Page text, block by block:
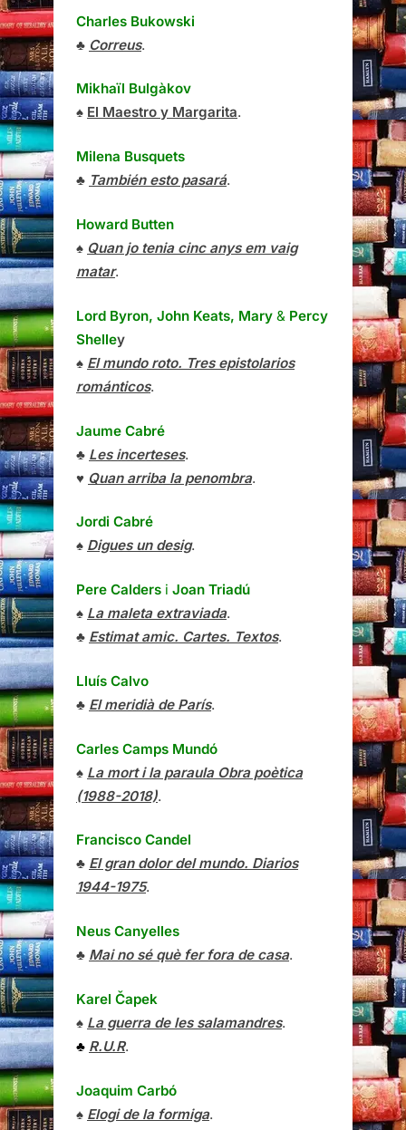
Charles Bukowski
♣ Correus.
Mikhaïl Bulgàkov
♠ El Maestro y Margarita.
Milena Busquets
♣ También esto pasará.
Howard Butten
♠ Quan jo tenia cinc anys em vaig
matar.
Lord Byron, John Keats, Mary & Percy
Shelley
♠ El mundo roto. Tres epistolarios
románticos.
Jaume Cabré
♣ Les incerteses.
♥ Quan arriba la penombra.
Jordi Cabré
♠ Digues un desig.
Pere Calders i Joan Triadú
♠ La maleta extraviada.
♣ Estimat amic. Cartes. Textos.
Lluís Calvo
♣ El meridià de París.
Carles Camps Mundó
♠ La mort i la paraula Obra poètica
(1988-2018).
Francisco Candel
♣ El gran dolor del mundo. Diarios
1944-1975.
Neus Canyelles
♣ Mai no sé què fer fora de casa.
Karel Čapek
♠ La guerra de les salamandres.
♣ R.U.R.
Joaquim Carbó
♠ Elogi de la formiga.